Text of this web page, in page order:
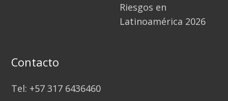
Riesgos en
Latinoamérica 2026
Contacto
Tel: +57 317 6436460